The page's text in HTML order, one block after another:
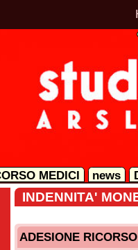
TERMINATO IL RAPPORTO